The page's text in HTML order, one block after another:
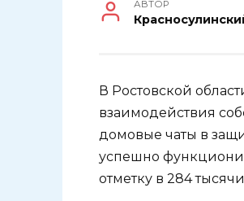
АВТОР
В Ростовской
взаимодействия
домовые чаты в
успешно
отметку в 284